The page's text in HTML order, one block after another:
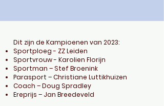
Dit zijn de Kampioenen van 2023:
Sportploeg - ZZ Leiden
Sportvrouw - Karolien Florijn
Sportman – Stef Broenink
Parasport – Christiane Luttikhuizen
Coach – Doug Spradley
Ereprijs – Jan Breedeveld